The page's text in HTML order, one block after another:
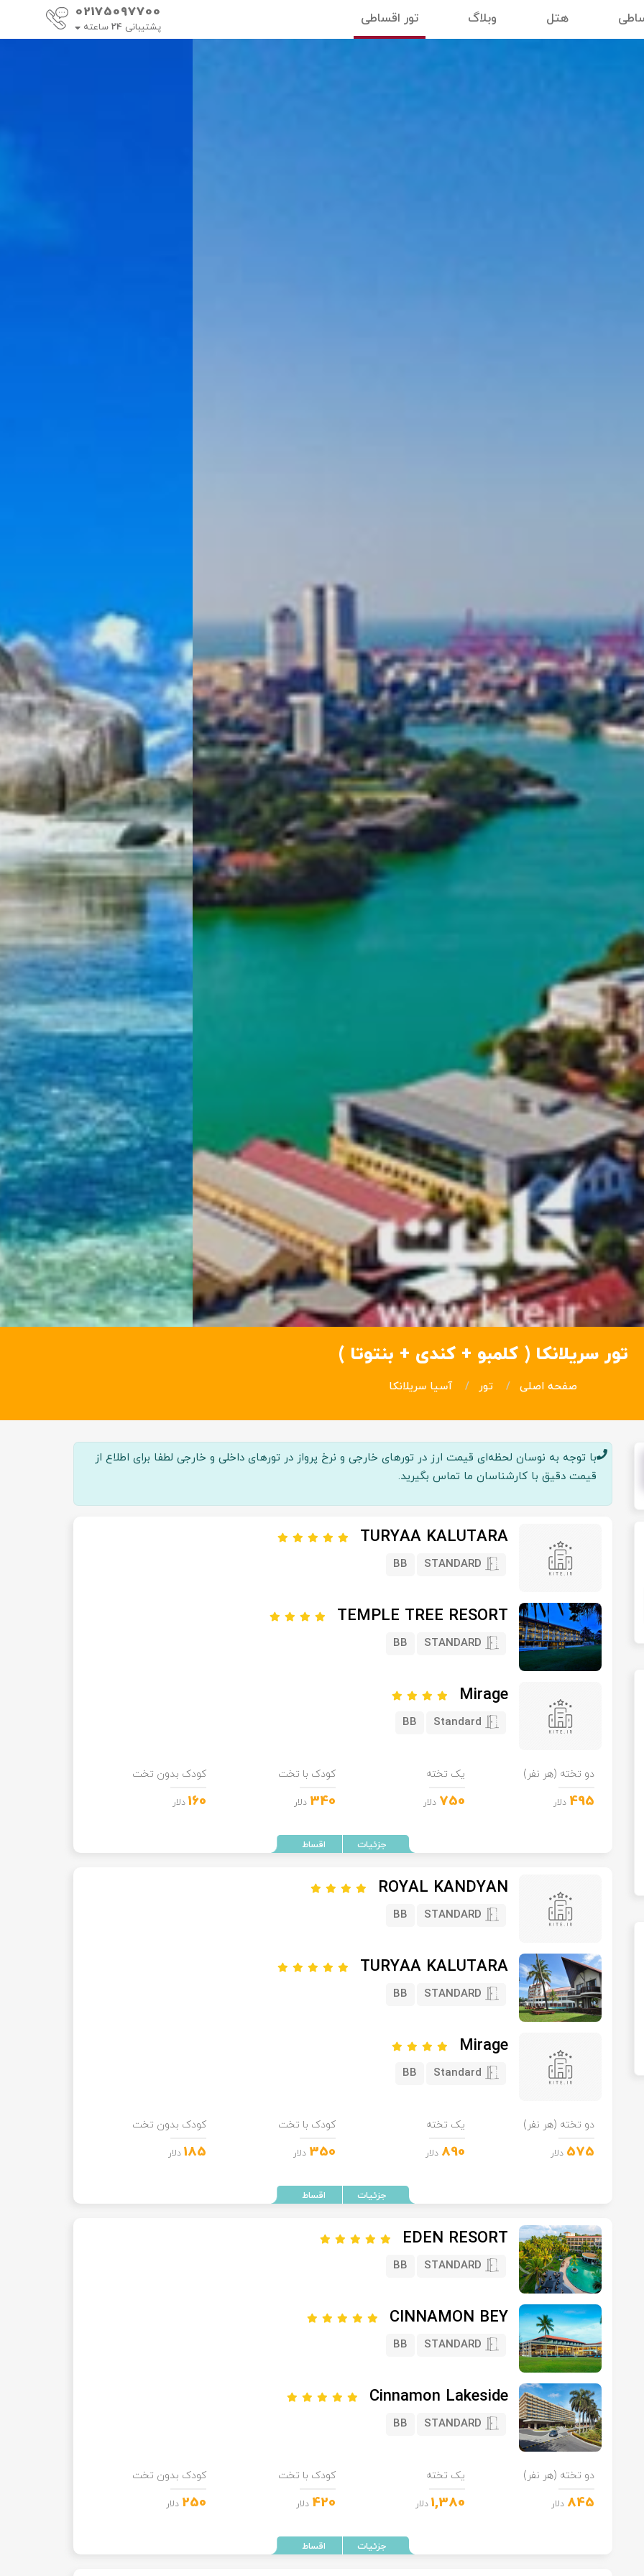
هتل وبلاگ تور اقساطی 02175097700
پشتیبانی 24 ساعته
تور سریلانکا ( کلمبو + کندی + بنتوتا )
صفحه اصلی تور آسیا سریلانکا
با توجه به نوسان لحظه‌ای قیمت ارز در تور‌های خارجی و نرخ پرواز در تور‌های داخلی و خارجی لطفا برای اطلاع از
قیمت دقیق با کارشناسان ما تماس بگیرید.
TURYAA KALUTARA
STANDARD
BB
TEMPLE TREE RESORT
STANDARD
BB
Mirage
Standard
BB
دو تخته (هر نفر) یک تخته کودک با تخت کودک بدون تخت
495 دلار 750 دلار 340 دلار 160 دلار
ROYAL KANDYAN
STANDARD
BB
TURYAA KALUTARA
STANDARD
BB
Mirage
Standard
BB
دو تخته (هر نفر) یک تخته کودک با تخت کودک بدون تخت
575 دلار 890 دلار 350 دلار 185 دلار
EDEN RESORT
STANDARD
BB
CINNAMON BEY
STANDARD
BB
Cinnamon Lakeside
STANDARD
BB
دو تخته (هر نفر) یک تخته کودک با تخت کودک بدون تخت
845 دلار 1,380 دلار 420 دلار 250 دلار